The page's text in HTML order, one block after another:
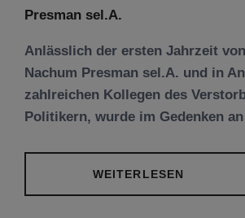
Anlässlich der ersten Jahrzeit
Nachum Presman sel.A. und in
zahlreichen Kollegen des
Politikern, wurde im Gedenken
WEITERLESEN